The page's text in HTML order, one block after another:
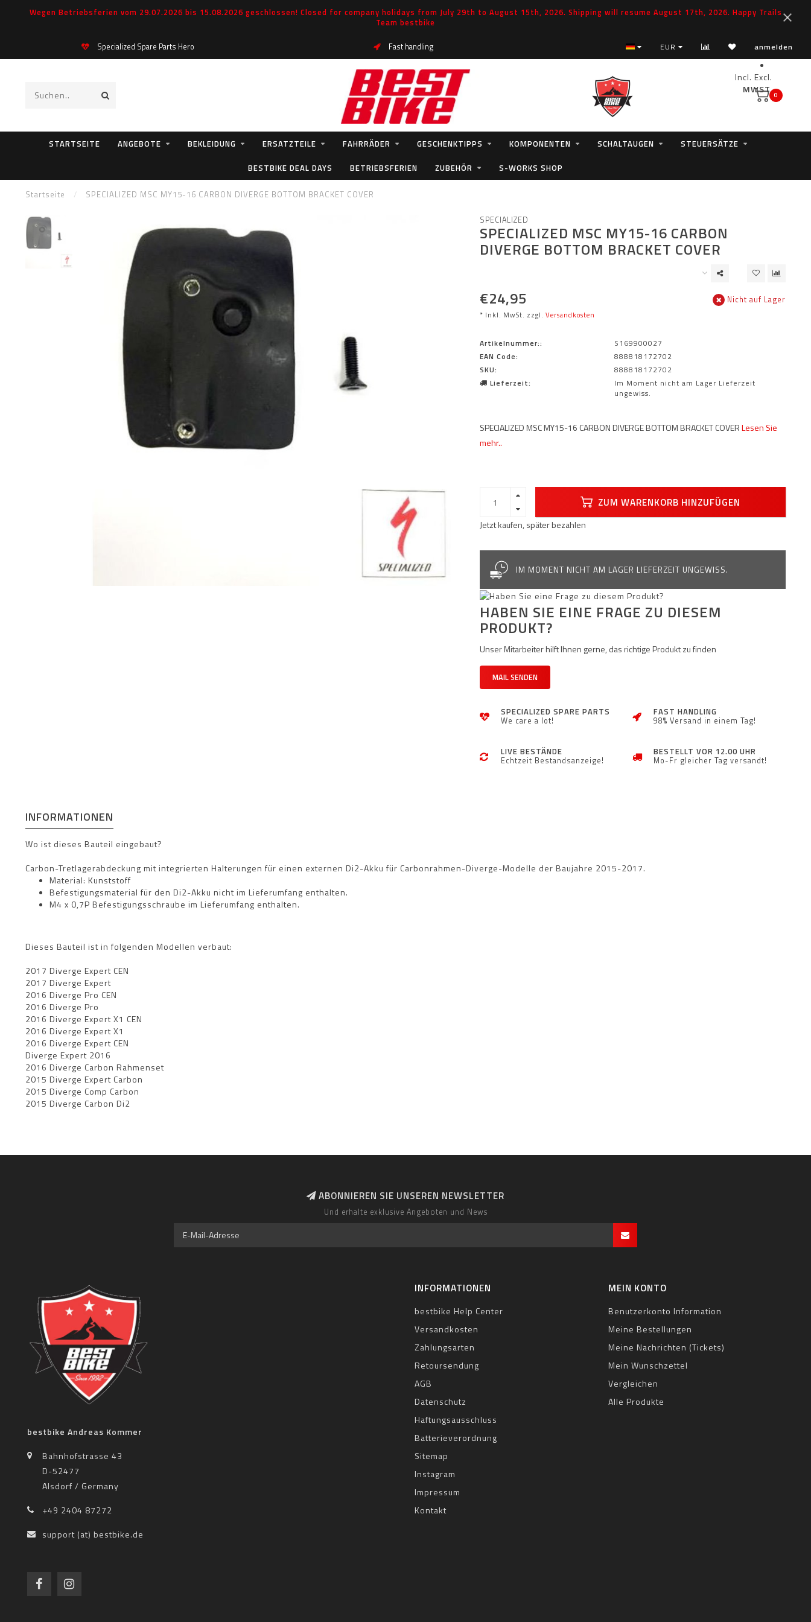
Wegen Betriebsferien vom 29.07.2026 bis 15.08.2026 geschlossen! Closed for company holidays from July 29th to August 15th, 2026. Shipping will resume August 17th, 2026. Happy Trails
Team bestbike
Specialized Spare Parts Hero Fast handling EUR anmelden
Incl. Excl.
MWST.0
STARTSEITE ANGEBOTE BEKLEIDUNG ERSATZTEILE FAHRRÄDER GESCHENKTIPPS KOMPONENTEN SCHALTAUGEN
STEUERSÄTZE
BESTBIKE DEAL DAYS
BETRIEBSFERIEN ZUBEHÖR S-WORKS SHOP
Startseite / SPECIALIZED MSC MY15-16 CARBON DIVERGE BOTTOM BRACKET COVER
SPECIALIZED
SPECIALIZED MSC MY15-16 CARBON
DIVERGE BOTTOM BRACKET COVER
€24,95
* Inkl. MwSt. zzgl. Versandkosten
Nicht auf Lager
Artikelnummer::
S169900027
EAN Code:
888818172702
SKU:
888818172702
Lieferzeit:
Im Moment nicht am Lager Lieferzeit
ungewiss.
SPECIALIZED MSC MY15-16 CARBON DIVERGE BOTTOM BRACKET COVERLesen Sie
mehr..
ZUM WARENKORB HINZUFÜGEN
Jetzt kaufen, später bezahlen
IM MOMENT NICHT AM LAGER LIEFERZEIT UNGEWISS.
HABEN SIE EINE FRAGE ZU DIESEM
PRODUKT?
Unser Mitarbeiter hilft Ihnen gerne, das richtige Produkt zu finden
MAIL SENDEN
SPECIALIZED SPARE PARTS
We care a lot!
FAST HANDLING
98% Versand in einem Tag!
LIVE BESTÄNDE
Echtzeit Bestandsanzeige!
BESTELLT VOR 12.00 UHR
Mo-Fr gleicher Tag versandt!
INFORMATIONEN
Wo ist dieses Bauteil eingebaut?
Carbon-Tretlagerabdeckung mit integrierten Halterungen für einen externen Di2-Akku für Carbonrahmen-Diverge-Modelle der Baujahre 2015-2017.
Material: Kunststoff
Befestigungsmaterial für den Di2-Akku nicht im Lieferumfang enthalten.
M4 x 0,7P Befestigungsschraube im Lieferumfang enthalten.
Dieses Bauteil ist in folgenden Modellen verbaut:
2017 Diverge Expert CEN
2017 Diverge Expert
2016 Diverge Pro CEN
2016 Diverge Pro
2016 Diverge Expert X1 CEN
2016 Diverge Expert X1
2016 Diverge Expert CEN
Diverge Expert 2016
2016 Diverge Carbon Rahmenset
2015 Diverge Expert Carbon
2015 Diverge Comp Carbon
2015 Diverge Carbon Di2
ABONNIEREN SIE UNSEREN NEWSLETTER
Und erhalte exklusive Angeboten und News
bestbike Andreas Kommer
Bahnhofstrasse 43
D-52477
Alsdorf / Germany
+49 2404 87272
support (at) bestbike.de
INFORMATIONEN
bestbike Help Center
Versandkosten
Zahlungsarten
Retoursendung
AGB
Datenschutz
Haftungsausschluss
Batterieverordnung
Sitemap
Instagram
Impressum
Kontakt
MEIN KONTO
Benutzerkonto Information
Meine Bestellungen
Meine Nachrichten (Tickets)
Mein Wunschzettel
Vergleichen
Alle Produkte